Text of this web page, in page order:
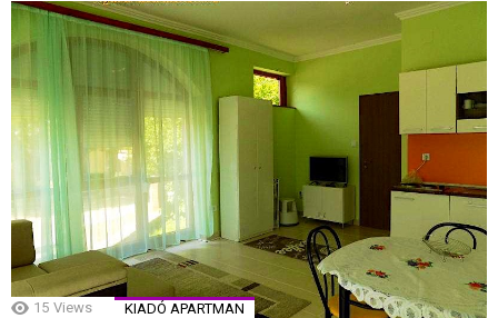
15 Views KIADÓ APARTMAN